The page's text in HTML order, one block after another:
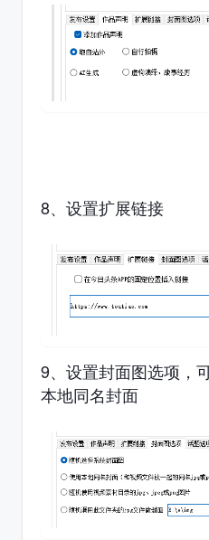
8、设置扩展链接
9、设置封面图选项，
本地同名封面